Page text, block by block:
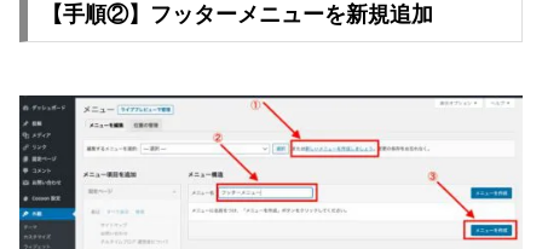
【手順②】フッターメニューを新規追加